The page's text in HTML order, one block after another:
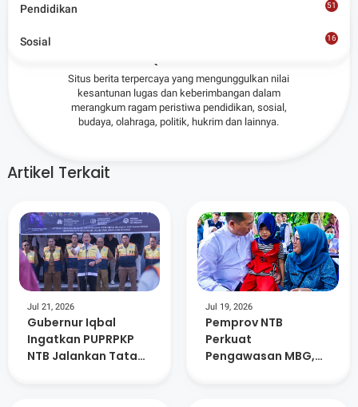
Situs berita terpercaya yang mengunggulkan nilai
kesantunan lugas dan keberimbangan dalam
merangkum ragam peristiwa pendidikan, sosial,
budaya, olahraga, politik, hukrim dan lainnya.
Artikel Terkait
Jul 21, 2026
Gubernur Iqbal
Ingatkan PUPRPKP
NTB Jalankan Tata
Jul 19, 2026
Pemprov NTB
Perkuat
Pengawasan MBG,
Pendidikan 51
Sosial
16